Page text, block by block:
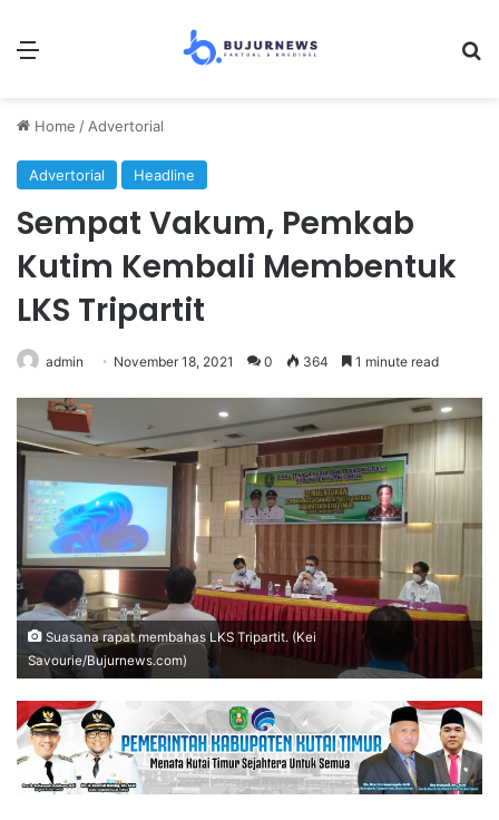
Menu
Home / Advertorial
Advertorial Headline
Sempat Vakum, Pemkab
Kutim Kembali Membentuk
LKS Tripartit
admin November 18, 2021 0 364 1 minute read
Suasana rapat membahas LKS Tripartit. (Kei
Savourie/Bujurnews.com)